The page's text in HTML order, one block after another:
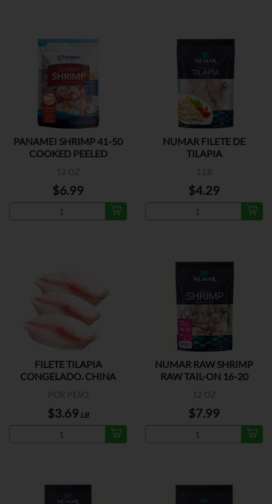
PANAMEI SHRIMP 41-50
COOKED PEELED
12 OZ
$6.99
NUMAR FILETE DE
TILAPIA
1 LB
$4.29
FILETE TILAPIA
CONGELADO. CHINA
POR PESO
$3.69 LB
NUMAR RAW SHRIMP
RAW TAIL-ON 16-20
12 OZ
$7.99